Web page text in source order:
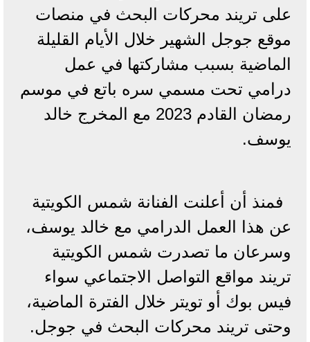
على تريند محركات البحث في منصات
موقع جوجل الشهير خلال الأيام القليلة
الماضية بسبب مشاركتها في عمل
درامي تحت مسمي سره باتع في موسم
رمضان القادم 2023 مع المخرج خالد
يوسف.
فمنذ أن أعلنت الفنانة شمس الكويتية
عن هذا العمل الدرامي مع خالد يوسف،
وسرعان ما تصدرت شمس الكويتية
تريند مواقع التواصل الاجتماعي سواء
فيس بوك أو تويتر خلال الفترة الماضية،
وحتى تريند محركات البحث في جوجل.